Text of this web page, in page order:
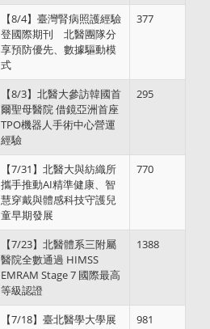
【8/4】臺灣腎病照護經驗
登國際期刊 北醫團隊分
享預防優先、數據驅動模
式
377
【8/3】北醫大參訪韓國首
爾聖母醫院 借鏡亞洲首座
TPO機器人手術中心營運
經驗
295
【7/31】北醫大與紡織所
攜手推動AI精準健康、智
慧穿戴與體感科技守護兒
童早期發展
770
【7/23】北醫體系三附屬
醫院全數通過 HIMSS
EMRAM Stage 7 國際最高
等級認證
1388
【7/18】臺北醫學大學展
981